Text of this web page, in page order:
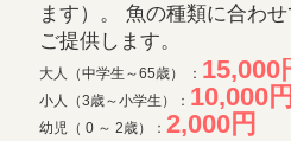
ます）。 魚の種類に合わ
ご提供します。
大人（中学生～65歳） ： 15,000
小人（3歳～小学生）： 10,000
幼児（ 0 ～ 2歳）： 2,000円